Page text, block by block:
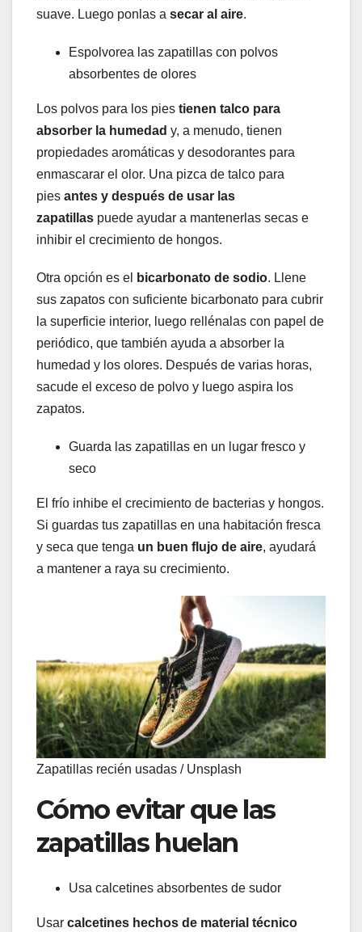
suave. Luego ponlas a secar al aire.
Espolvorea las zapatillas con polvos
absorbentes de olores
Los polvos para los pies tienen talco para
absorber la humedad y, a menudo, tienen
propiedades aromáticas y desodorantes para
enmascarar el olor. Una pizca de talco para
pies antes y después de usar las
zapatillas puede ayudar a mantenerlas secas e
inhibir el crecimiento de hongos.
Otra opción es el bicarbonato de sodio. Llene
sus zapatos con suficiente bicarbonato para cubrir
la superficie interior, luego rellénalas con papel de
periódico, que también ayuda a absorber la
humedad y los olores. Después de varias horas,
sacude el exceso de polvo y luego aspira los
zapatos.
Guarda las zapatillas en un lugar fresco y
seco
El frío inhibe el crecimiento de bacterias y hongos.
Si guardas tus zapatillas en una habitación fresca
y seca que tenga un buen flujo de aire, ayudará
a mantener a raya su crecimiento.
Zapatillas recién usadas / Unsplash
Cómo evitar que las
zapatillas huelan
Usa calcetines absorbentes de sudor
Usar calcetines hechos de material técnico